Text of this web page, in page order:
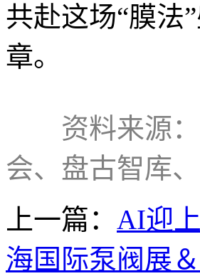
共赴这场“膜法
章。
资料来源
会、盘古智库
上一篇： AI迎
海国际泵阀展